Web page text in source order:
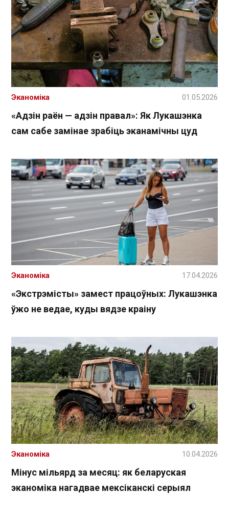
«Адзін раён — адзін правал»: Як Лукашэнка
сам сабе замінае зрабіць эканамічны цуд
Эканоміка 01.05.2026
«Экстрэмісты» замест працоўных: Лукашэнка
ўжо не ведае, куды вядзе краіну
Эканоміка 17.04.2026
Мінус мільярд за месяц: як беларуская
эканоміка нагадвае мексіканскі серыял
Эканоміка 10.04.2026